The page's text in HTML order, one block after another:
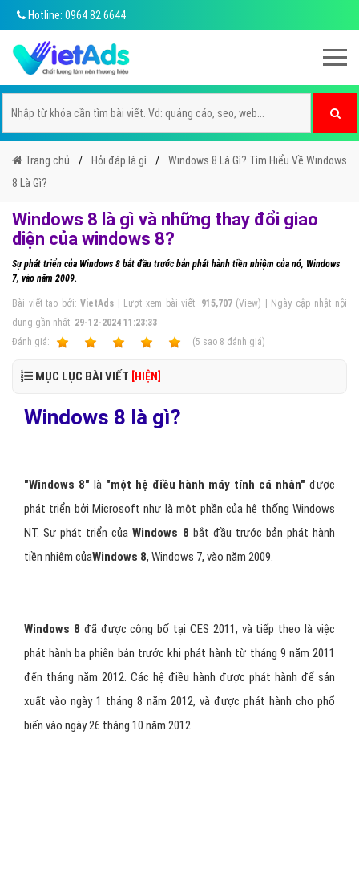
Hotline: 0964 82 6644
Trang chủ Hỏi đáp là gì
Windows 8 Là Gì? Tìm Hiểu Về Windows
8 Là Gì?
Windows 8 là gì và những thay đổi giao
diện của windows 8?
Sự phát triển của Windows 8 bắt đầu trước bản phát hành tiền nhiệm của nó, Windows
7, vào năm 2009.
Bài viết tạo bởi:VietAds | Lượt xem bài viết: 915,707(View) | Ngày cập nhật nội
dung gần nhất: 29-12-2024 11:23:33
Ðánh giá:
(5 sao 8 đánh giá)
MỤC LỤC BÀI VIẾT [HIỆN]
Windows 8 là gì?
"Windows 8" là"một hệ điều hành máy tính cá nhân" được
phát triển bởi Microsoft như là một phần của hệ thống Windows
NT. Sự phát triển củaWindows 8 bắt đầu trước bản phát hành
tiền nhiệm củaWindows 8, Windows 7, vào năm 2009.
Windows 8 đã được công bố tại CES 2011, và tiếp theo là việc
phát hành ba phiên bản trước khi phát hành từ tháng 9 năm 2011
đến tháng năm 2012. Các hệ điều hành được phát hành để sản
xuất vào ngày 1 tháng 8 năm 2012, và được phát hành cho phổ
biến vào ngày 26 tháng 10 năm 2012.